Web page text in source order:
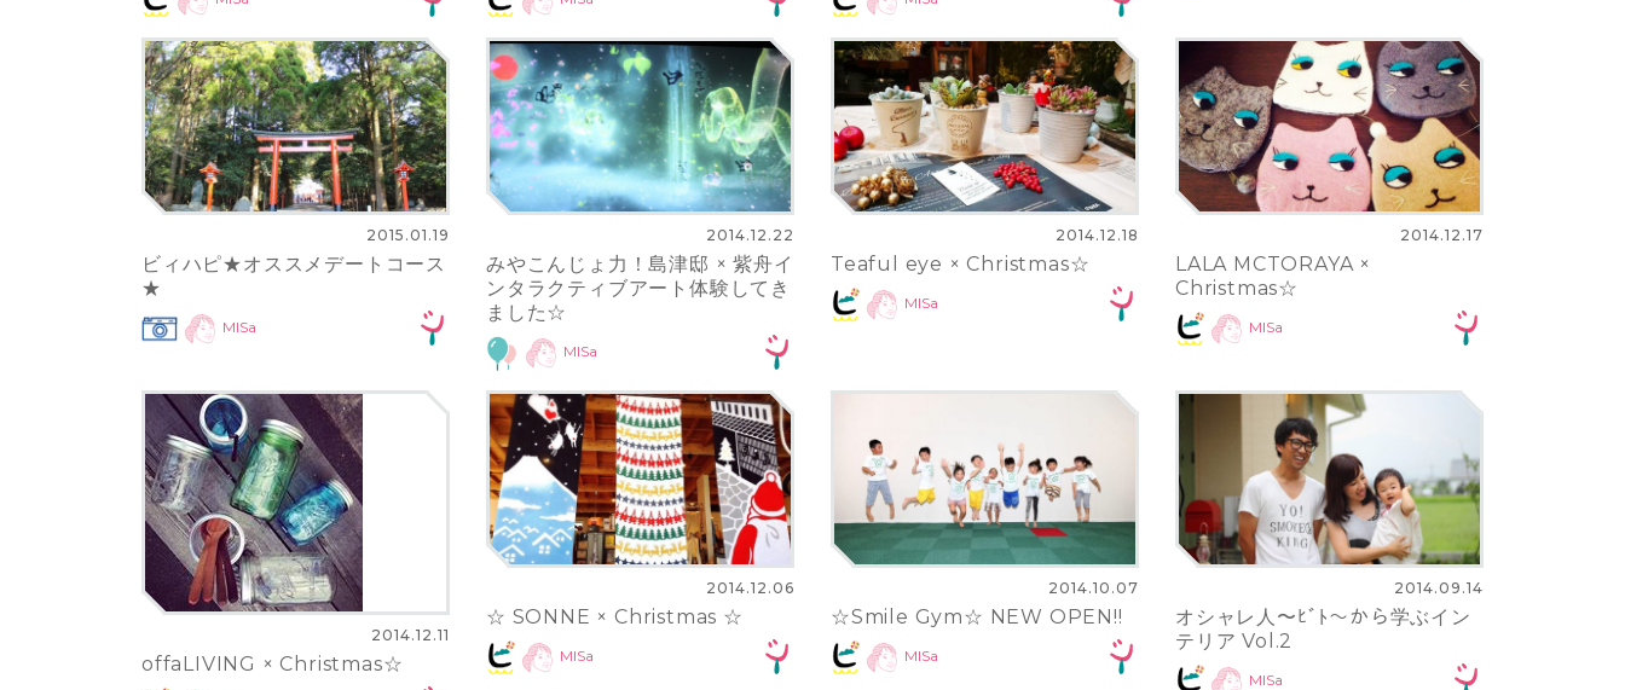
2015.01.19
ビィハピ★オススメデートコース
★
MISa
2014.12.22
みやこんじょ力！島津邸 × 紫舟イ
ンタラクティブアート体験してき
ました☆
MISa
2014.12.18
Teaful eye × Christmas☆
MISa
2014.12.17
LALA MCTORAYA ×
Christmas☆
MISa
2014.12.11
offaLIVING × Christmas☆
2014.12.06
☆ SONNE × Christmas ☆
MISa
2014.10.07
☆Smile Gym☆ NEW OPEN!!
MISa
2014.09.14
オシャレ人〜ﾋﾞﾄ〜から学ぶイン
テリア Vol.2
MISa